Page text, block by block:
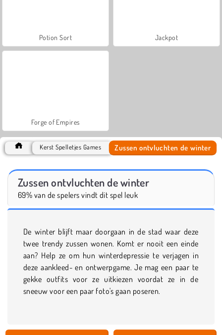
Potion Sort Jackpot
Forge of Empires
Kerst Spelletjes Games Zussen ontvluchten de winter
Zussen ontvluchten de winter
69% van de spelers vindt dit spel leuk
De winter blijft maar doorgaan in de stad waar deze
twee trendy zussen wonen. Komt er nooit een einde
aan? Help ze om hun winterdepressie te verjagen in
deze aankleed- en ontwerpgame. Je mag een paar te
gekke outfits voor ze uitkiezen voordat ze in de
sneeuw voor een paar foto's gaan poseren.